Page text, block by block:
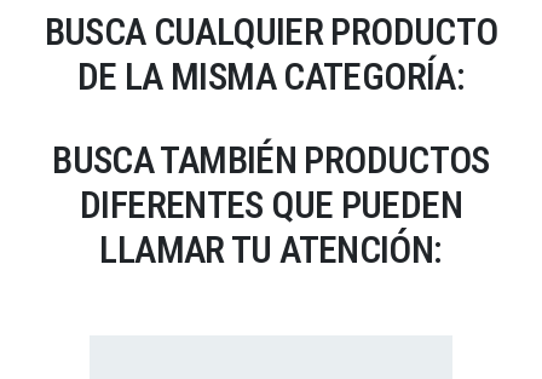
BUSCA CUALQUIER PRODUCTO
DE LA MISMA CATEGORÍA:
BUSCA TAMBIÉN PRODUCTOS
DIFERENTES QUE PUEDEN
LLAMAR TU ATENCIÓN: